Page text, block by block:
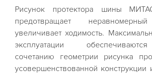
Рисунок протектора шины
предотвращает
увеличивает ходимость.
эксплуатации
сочетанию геометрии рисунка
усовершенствованной